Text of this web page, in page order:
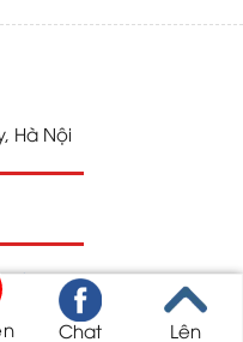
Chat Lên
Hà Nội